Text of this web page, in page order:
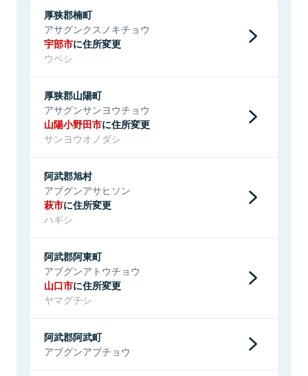
厚狭郡楠町
アサグンクスノキチョウ
宇部市に住所変更
ウベシ
厚狭郡山陽町
アサグンサンヨウチョウ
山陽小野田市に住所変更
サンヨウオノダシ
阿武郡旭村
アブグンアサヒソン
萩市に住所変更
ハギシ
阿武郡阿東町
アブグンアトウチョウ
山口市に住所変更
ヤマグチシ
阿武郡阿武町
アブグンアブチョウ